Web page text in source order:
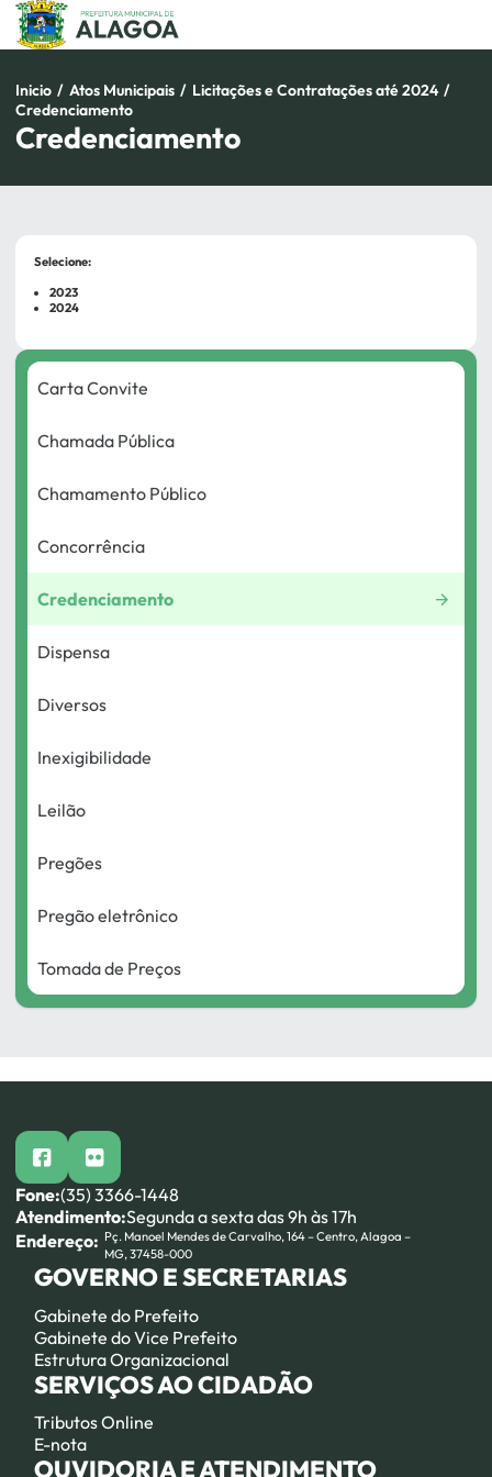
Pular
para
conteúdo
Inicio / Atos Municipais / Licitações e Contratações até 2024 /
Credenciamento
Credenciamento
Carta Convite
Chamada Pública
Chamamento Público
Concorrência
Credenciamento
Dispensa
Diversos
Inexigibilidade
Leilão
Pregões
Pregão eletrônico
Tomada de Preços
Selecione:
2023
2024
facebookflickr
Fone:(35) 3366-1448
Atendimento:Segunda a sexta das 9h às 17h
Endereço: Pç. Manoel Mendes de Carvalho, 164 – Centro, Alagoa –
MG, 37458-000
GOVERNO E SECRETARIAS
Gabinete do Prefeito
Gabinete do Vice Prefeito
Estrutura Organizacional
SERVIÇOS AO CIDADÃO
Tributos Online
E-nota
OUVIDORIA E ATENDIMENTO